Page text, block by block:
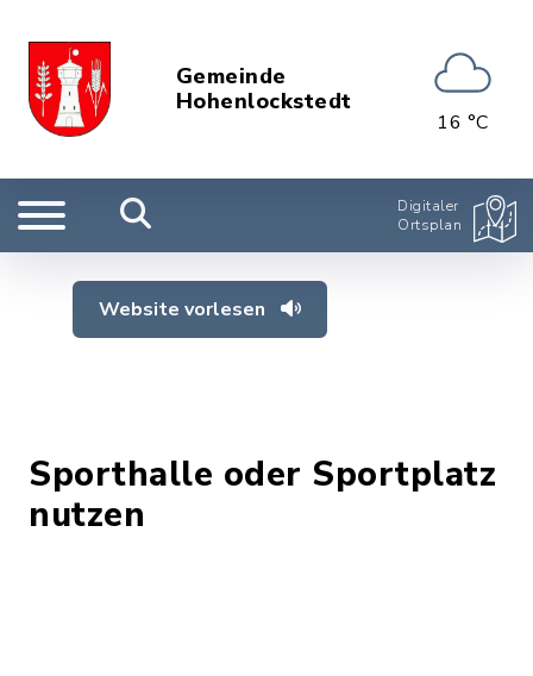
Gemeinde
Hohenlockstedt
16 °C
Digitaler
Ortsplan
Website vorlesen
Sporthalle oder Sportplatz
nutzen